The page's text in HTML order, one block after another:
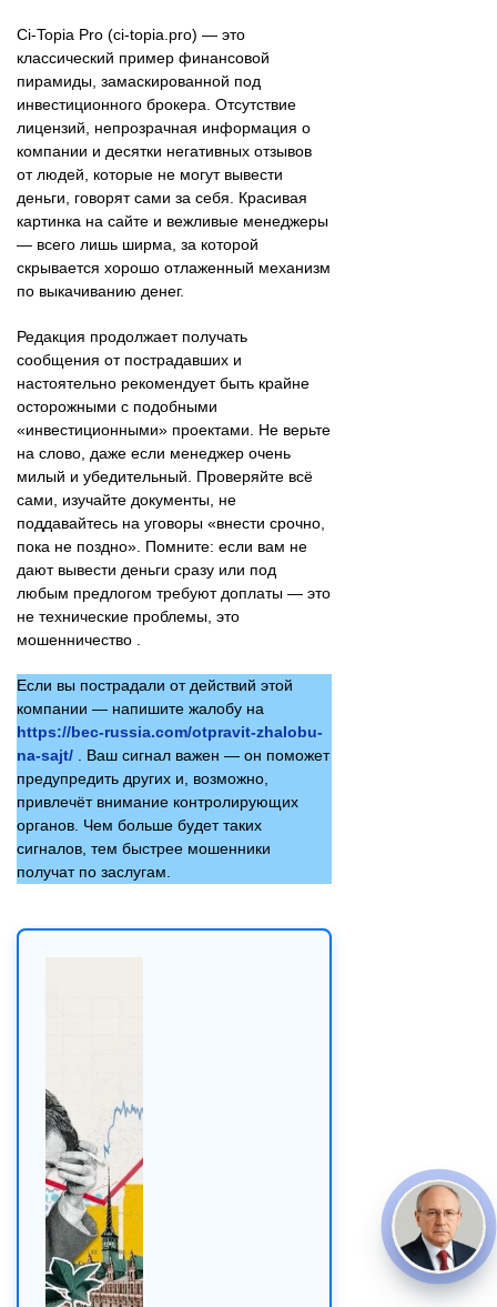
Ci-Topia Pro (ci-topia.pro) — это
классический пример финансовой
пирамиды, замаскированной под
инвестиционного брокера. Отсутствие
лицензий, непрозрачная информация о
компании и десятки негативных отзывов
от людей, которые не могут вывести
деньги, говорят сами за себя. Красивая
картинка на сайте и вежливые менеджеры
— всего лишь ширма, за которой
скрывается хорошо отлаженный механизм
по выкачиванию денег.
Редакция продолжает получать
сообщения от пострадавших и
настоятельно рекомендует быть крайне
осторожными с подобными
«инвестиционными» проектами. Не верьте
на слово, даже если менеджер очень
милый и убедительный. Проверяйте всё
сами, изучайте документы, не
поддавайтесь на уговоры «внести срочно,
пока не поздно». Помните: если вам не
дают вывести деньги сразу или под
любым предлогом требуют доплаты — это
не технические проблемы, это
мошенничество .
Если вы пострадали от действий этой
компании — напишите жалобу на
https://bec-russia.com/otpravit-zhalobu-
na-sajt/ . Ваш сигнал важен — он поможет
предупредить других и, возможно,
привлечёт внимание контролирующих
органов. Чем больше будет таких
сигналов, тем быстрее мошенники
получат по заслугам.